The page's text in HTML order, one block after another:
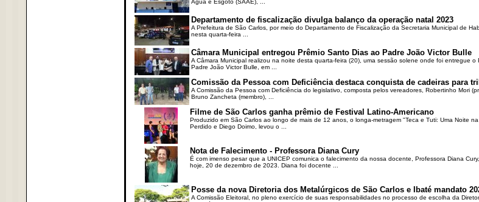
Água e Esgoto (SAAE), ...
Departamento de fiscalização divulga balanço da operação natal 2023
A Prefeitura de São Carlos, por meio do Departamento de Fiscalização da Secretaria Municipal de
nesta quarta-feira ...
Câmara Municipal entregou Prêmio Santo Dias ao Padre João Victor Bulle
A Câmara Municipal realizou na noite desta quarta-feira (20), uma sessão solene onde foi entregue o
Padre João Victor Bulle, em ...
Comissão da Pessoa com Deficiência destaca conquista de cadeiras para
A Comissão da Pessoa com Deficiência do legislativo, composta pelos vereadores, Robertinho Mori
Bruno Zancheta (membro), ...
Filme de São Carlos ganha prêmio de Festival Latino-Americano
Produzido em São Carlos ao longo de mais de 12 anos, o longa-metragem "Teca e Tuti: Uma Noite
Perdido e Diego Doimo, levou o ...
Nota de Falecimento - Professora Diana Cury
É com imenso pesar que a UNICEP comunica o falecimento da nossa docente, Professora Diana
hoje, 20 de dezembro de 2023. Diana foi docente ...
Posse da nova Diretoria dos Metalúrgicos de São Carlos e Ibaté mandato
A Comissão Eleitoral, no pleno exercício de suas responsabilidades no processo de escolha da